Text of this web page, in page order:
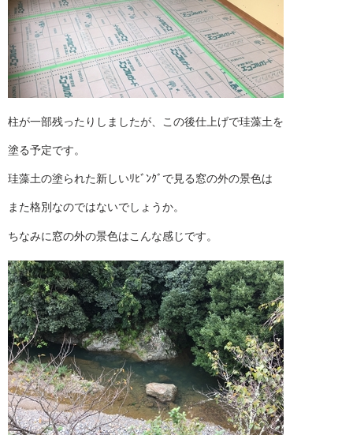
柱が一部残ったりしましたが、この後仕上げで珪藻土を
塗る予定です。
珪藻土の塗られた新しいﾘﾋﾞﾝｸﾞで見る窓の外の景色は
また格別なのではないでしょうか。
ちなみに窓の外の景色はこんな感じです。